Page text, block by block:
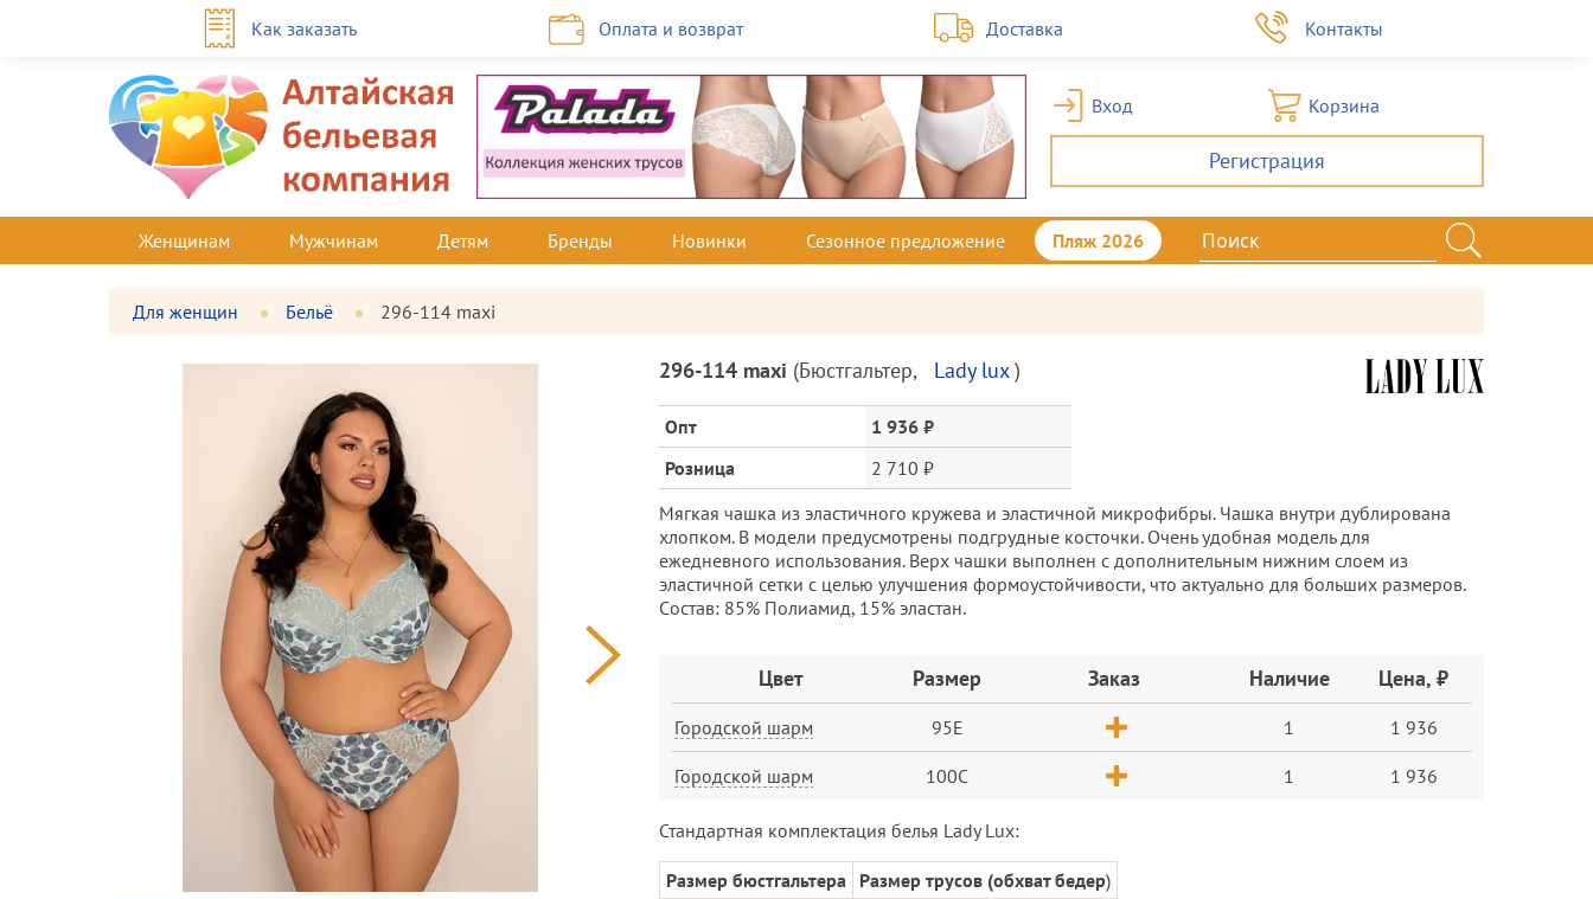
Как заказать Оплата и возврат Доставка Контакты
Вход Корзина
Регистрация
Женщинам Мужчинам Детям Бренды Новинки Сезонное предложение Пляж 2026
Для женщин Бельё 296-114 maxi
Фотографии
товара
Большая
Описание
и
цена
296-114 maxi (Бюстгальтер, Lady lux )
Опт
1 936 ₽
Розница
2 710 ₽
Мягкая чашка из эластичного кружева и эластичной микрофибры. Чашка внутри дублирована
хлопком. В модели предусмотрены подгрудные косточки. Очень удобная модель для
ежедневного использования. Верх чашки выполнен с дополнительным нижним слоем из
эластичной сетки с целью улучшения формоустойчивости, что актуально для больших размеров.
Cостав: 85% Полиамид, 15% эластан.
Цвет Размер Заказ Наличие Цена, ₽
Городской шарм 95E 1 1 936
Городской шарм 100C 1 1 936
Стандартная комплектация белья Lady Lux:
Размер бюстгальтера Размер трусов (обхват бедер)